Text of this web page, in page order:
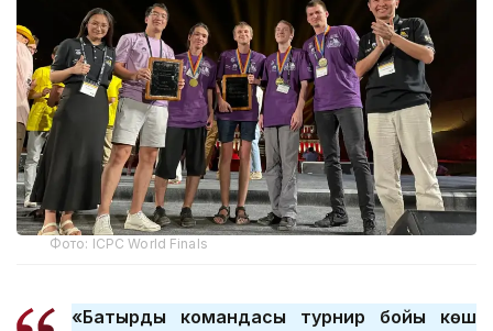
Фото: ICPC World Finals
«Батырдың командасы турнир бойы көш